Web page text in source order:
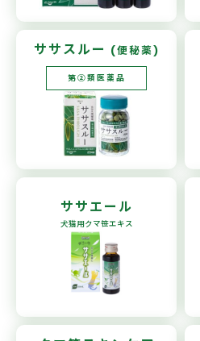
ササスルー (便秘薬)
第②類医薬品
ササエール
犬猫用クマ笹エキス